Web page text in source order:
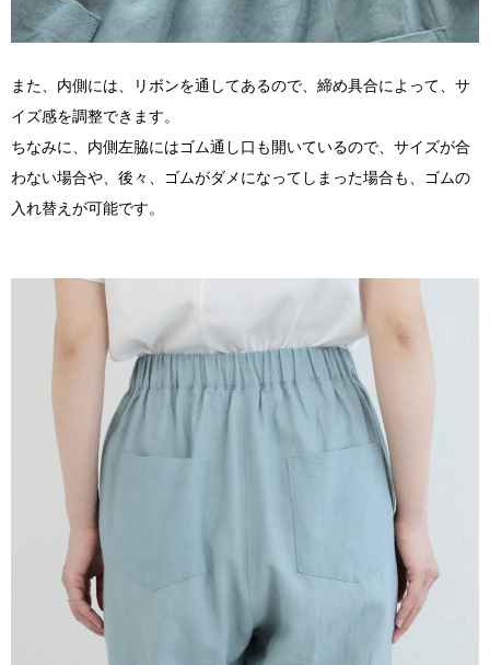
また、内側には、リボンを通してあるので、締め具合によって、サ
イズ感を調整できます。
ちなみに、内側左脇にはゴム通し口も開いているので、サイズが合
わない場合や、後々、ゴムがダメになってしまった場合も、ゴムの
入れ替えが可能です。